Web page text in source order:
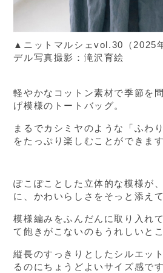
▲ニットマルシェvol.30（2025
デル写真撮影：滝沢育絵
軽やかなコットン素材で季節を
げ模様のトートバッグ。
まるでカシミヤのような「ふわ
をたっぷり楽しむことができます
ぽこぽことした立体的な模様が
に、かわいらしさをそっと添え
模様編みをふんだんに取り入れ
て飽きがこないのもうれしいとこ
縦長のすっきりとしたシルエッ
るのにちょうどよいサイズ感です